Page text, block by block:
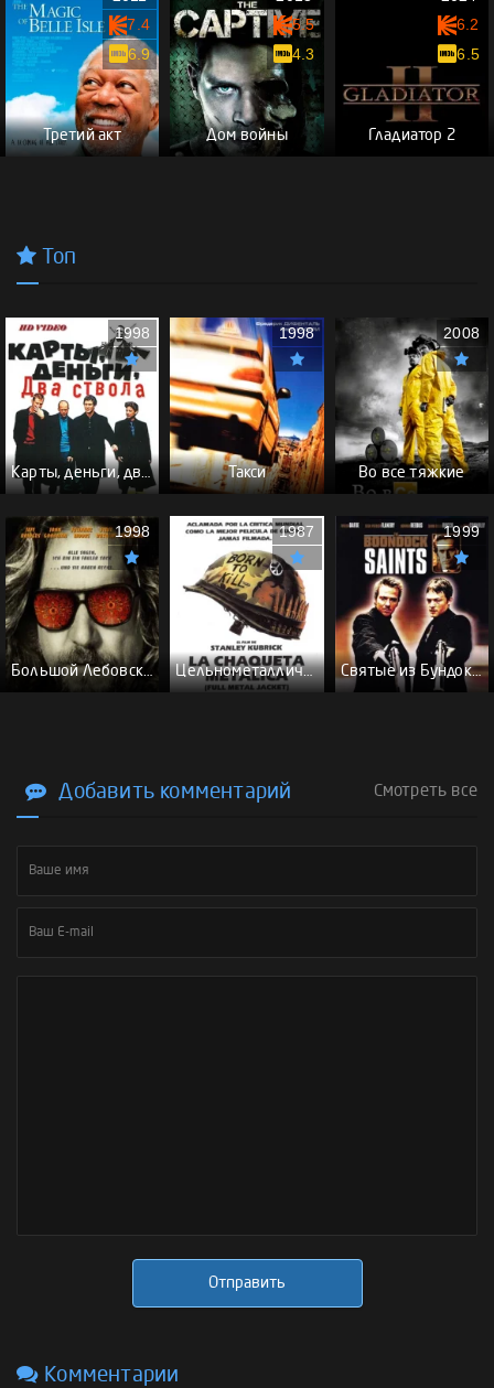
Третий акт
7.4
6.9
Дом войны
5.5
4.3
Гладиатор 2
6.2
6.5
Топ
Карты, деньги, два ствола - (Перевод Гоблина)
1998
Такси
1998
Во все тяжкие
2008
Большой Лебовски - (Перевод Гоблина)
1998
Цельнометаллическая оболочка - (Перевод Гоблина)
1987
Святые из Бундока \ Святые из трущоб - (Перевод Гоблина)
1999
Добавить комментарий Смотреть все
Отправить
Комментарии